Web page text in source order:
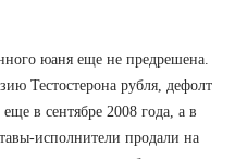
юаня еще не предрешена.
Тестостерона рубля, дефолт
в сентябре 2008 года, а в
исполнители продали на